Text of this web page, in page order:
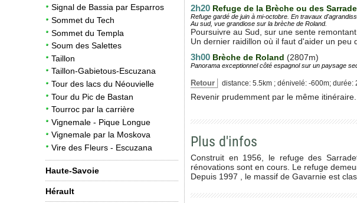
Signal de Bassia par Esparros
Sommet du Tech
Sommet du Templa
Soum des Salettes
Taillon
Taillon-Gabietous-Escuzana
Tour des lacs du Néouvielle
Tour du Pic de Bastan
Tourroc par la carrière
Vignemale - Pique Longue
Vignemale par la Moskova
Vire des Fleurs - Escuzana
Haute-Savoie
Hérault
2h20 Refuge de la Brèche ou des
Refuge gardé de juin à mi-octobre. En travaux
Au sud, vue grandiose sur la brèche de Roland.
Poursuivre au Sud, sur une sente
Un dernier raidillon où il faut d'aider un peu
3h00 Brèche de Roland (2807m)
Panorama exceptionnel côté espagnol sur un paysage
Retour distance: 5.5km ; dénivelé: -600m; durée:
Revenir prudemment par le même itinéraire.
Plus d'infos
Construit en 1956, le refuge des
rénovations sont en cours. Le refuge
Depuis 1997 , le massif de Gavarnie est